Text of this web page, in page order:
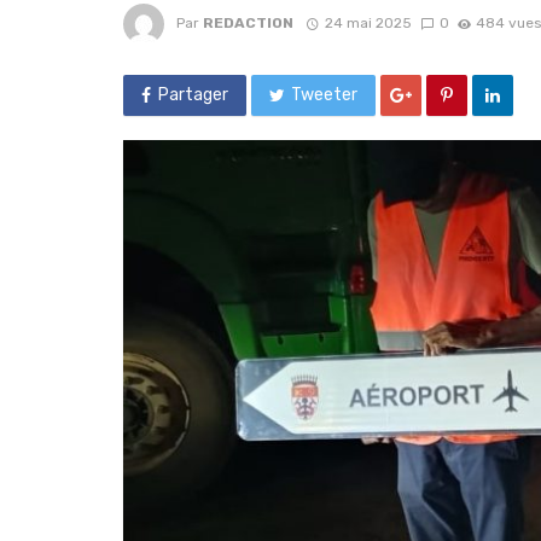
Par REDACTION 24 mai 2025 0 484 vues
Partager Tweeter